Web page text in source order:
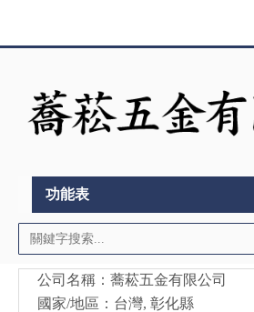
功能表
公司名稱：蕎菘五金有限公司
國家/地區：台灣, 彰化縣